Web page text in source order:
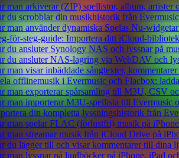
man arkiverar (ZIP) spellistor, album, artister
du scrobblar din musikhistorik från
man använder dynamiska Spelas Nu-
för-steg-guide: Importera ditt iCloud-
du ansluter Synology NAS och lyssnar på
du ansluter NAS-lagring via WebDAV och
man visar inbäddade sångtexter,
offlinemusik i Evermusic och Flacbox:
man exporterar spårsamling till M3U, CSV
man importerar M3U-spellista till Evermusic
din kompletta lyssningshistorik från
man spelar FLAC (förlustfri) musik på iPhone
man streamar musik från iCloud Drive på
du lägger till och visar kommentarer till dina
man lyssnar på ljudböcker på iPhone, iPad